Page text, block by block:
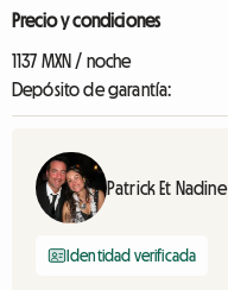
Precio y condiciones
1137 MXN / noche
Depósito de garantía:
Patrick Et Nadine
Identidad verificada